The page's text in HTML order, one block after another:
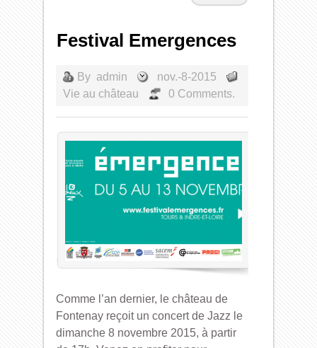
Festival Emergences
By admin
nov.-8-2015
Vie au château
0 Comments.
Comme l’an dernier, le château de
Fontenay reçoit un concert de Jazz le
dimanche 8 novembre 2015, à partir